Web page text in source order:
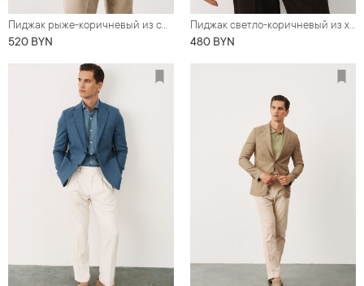
Пиджак рыже-коричневый из смеси льна и хлопка с диагональной фактурой
520 BYN
Пиджак светло-коричневый из хлопковой ткани
480 BYN